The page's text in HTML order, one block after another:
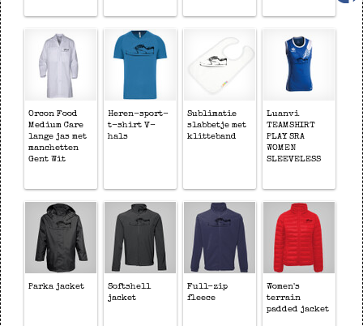
Orcon Food
Medium Care
lange jas met
manchetten
Gent Wit
Heren-sport-
t-shirt V-
hals
Sublimatie
slabbetje met
klitteband
Luanvi
TEAMSHIRT
PLAY SRA
WOMEN
SLEEVELESS
Parka jacket
Softshell
jacket
Full-zip
fleece
Women's
terrain
padded jacket